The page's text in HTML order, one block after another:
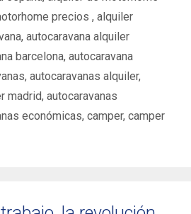
precios , alquiler
, autocaravana alquiler
barcelona, autocaravana
, autocaravanas alquiler,
madrid, autocaravanas
económicas, camper, camper